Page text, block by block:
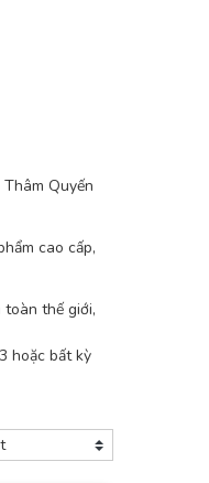
Quyến
cao cấp,
toàn thế giới,
hoặc bất kỳ